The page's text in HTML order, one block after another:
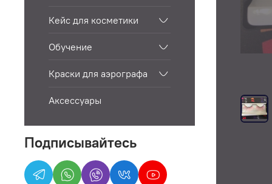
Кейс для косметики
Обучение
Краски для аэрографа
Аксессуары
Подписывайтесь